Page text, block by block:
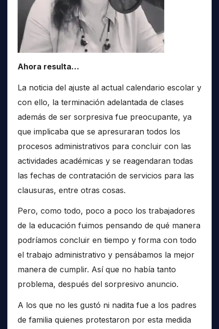
Ahora resulta…
La noticia del ajuste al actual calendario escolar y
con ello, la terminación adelantada de clases
además de ser sorpresiva fue preocupante, ya
que implicaba que se apresuraran todos los
procesos administrativos para concluir con las
actividades académicas y se reagendaran todas
las fechas de contratación de servicios para las
clausuras, entre otras cosas.
Pero, como todo, poco a poco los trabajadores
de la educación fuimos pensando de qué manera
podríamos concluir en tiempo y forma con todo
el trabajo administrativo y pensábamos la mejor
manera de cumplir. Así que no había tanto
problema, después del sorpresivo anuncio.
A los que no les gustó ni nadita fue a los padres
de familia quienes protestaron por esta medida